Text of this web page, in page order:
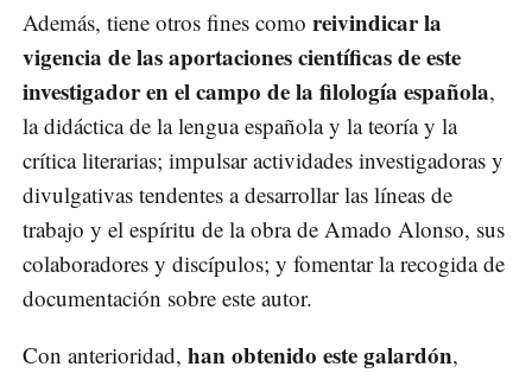
Además, tiene otros fines como reivindicar la
vigencia de las aportaciones científicas de este
investigador en el campo de la filología española,
la didáctica de la lengua española y la teoría y la
crítica literarias; impulsar actividades investigadoras y
divulgativas tendentes a desarrollar las líneas de
trabajo y el espíritu de la obra de Amado Alonso, sus
colaboradores y discípulos; y fomentar la recogida de
documentación sobre este autor.
Con anterioridad, han obtenido este galardón,